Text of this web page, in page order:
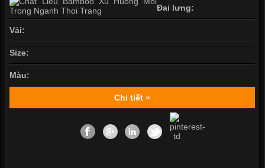
Đai lưng:
Vải:
Size:
Màu:
Chi tiết »